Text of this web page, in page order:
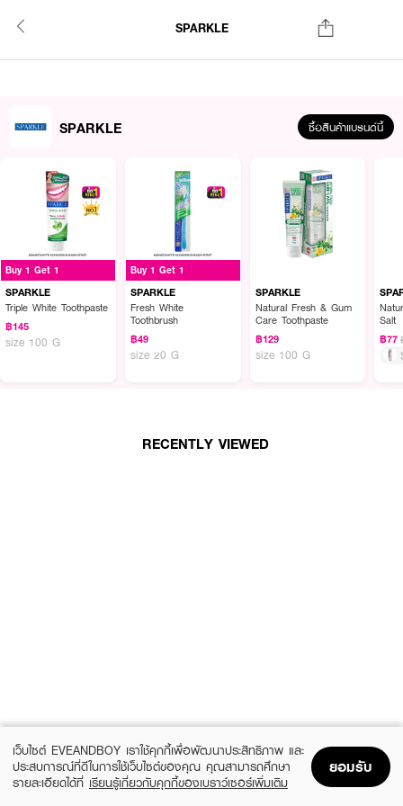
SPARKLE
SPARKLE ซื้อสินค้าแบรนด์นี้
Buy 1 Get 1
SPARKLE
Triple White Toothpaste
฿145
size 100 G
Buy 1 Get 1
SPARKLE
Fresh White
Toothbrush
฿49
size 20 G
SPARKLE
Natural Fresh & Gum
Care Toothpaste
฿129
size 100 G
Salt
฿77
RECENTLY VIEWED
เว็บไซต์ EVEANDBOY เราใช้คุกกี้เพื่อพัฒนาประสิทธิภาพ และ
ประสบการณ์ที่ดีในการใช้เว็บไซต์ของคุณ คุณสามารถศึกษา
รายละเอียดได้ที่ เรียนรู้เกี่ยวกับคุกกี้ของเบราว์เซอร์เพิ่มเติม
ยอมรับ